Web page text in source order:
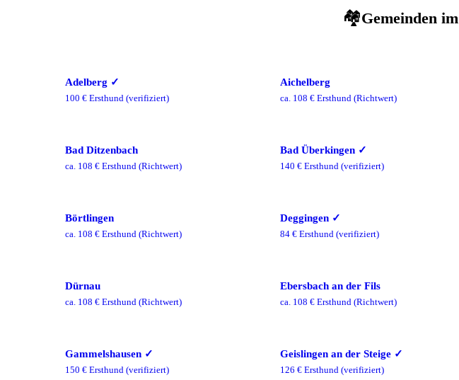
🏘️Gemeinden im
Adelberg ✓
100 € Ersthund (verifiziert)
Aichelberg
ca. 108 € Ersthund (Richtwert)
Bad Ditzenbach
ca. 108 € Ersthund (Richtwert)
Bad Überkingen ✓
140 € Ersthund (verifiziert)
Börtlingen
ca. 108 € Ersthund (Richtwert)
Deggingen ✓
84 € Ersthund (verifiziert)
Dürnau
ca. 108 € Ersthund (Richtwert)
Ebersbach an der Fils
ca. 108 € Ersthund (Richtwert)
Gammelshausen ✓
150 € Ersthund (verifiziert)
Geislingen an der Steige ✓
126 € Ersthund (verifiziert)